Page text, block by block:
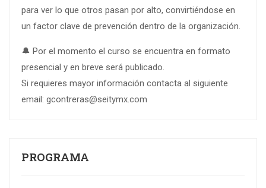
para ver lo que otros pasan por alto, convirtiéndose en
un factor clave de prevención dentro de la organización.
🔔 Por el momento el curso se encuentra en formato
presencial y en breve será publicado.
Si requieres mayor información contacta al siguiente
email: gcontreras@seitymx.com
PROGRAMA